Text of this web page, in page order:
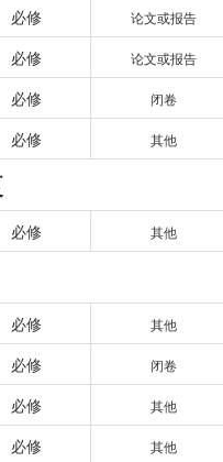
必修 论文或报告
必修 论文或报告
必修 闭卷
必修 其他
必修 其他
必修 其他
必修 闭卷
必修 其他
必修 其他